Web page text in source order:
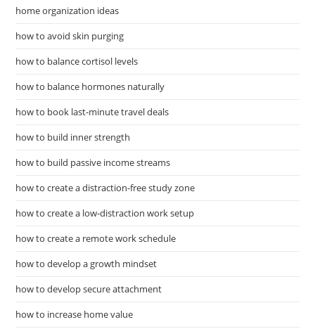
home organization ideas
how to avoid skin purging
how to balance cortisol levels
how to balance hormones naturally
how to book last-minute travel deals
how to build inner strength
how to build passive income streams
how to create a distraction-free study zone
how to create a low-distraction work setup
how to create a remote work schedule
how to develop a growth mindset
how to develop secure attachment
how to increase home value